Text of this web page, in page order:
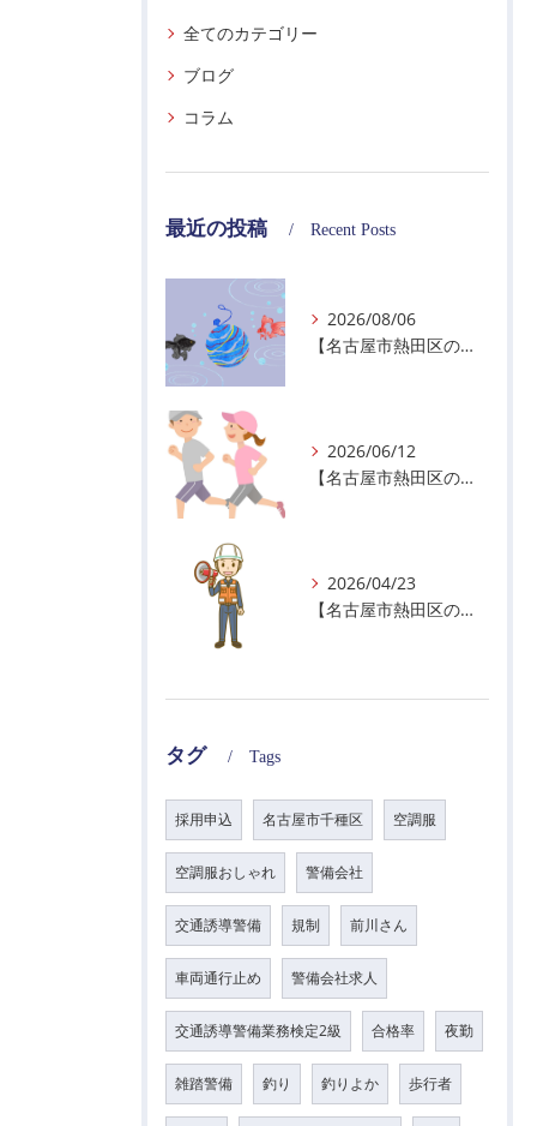
全てのカテゴリー
ブログ
コラム
最近の投稿 Recent Posts
2026/08/06
【名古屋市熱田区の警備会社】夏季休業のお知らせ
2026/06/12
【名古屋市熱田区の警備会社】暑熱順化で熱中症対策を！
2026/04/23
【名古屋市熱田区の警備会社】GWの面接状況について！
タグ Tags
採用申込 名古屋市千種区 空調服
空調服おしゃれ 警備会社
交通誘導警備 規制 前川さん
車両通行止め 警備会社求人
交通誘導警備業務検定2級 合格率 夜勤
雑踏警備 釣り 釣りよか 歩行者